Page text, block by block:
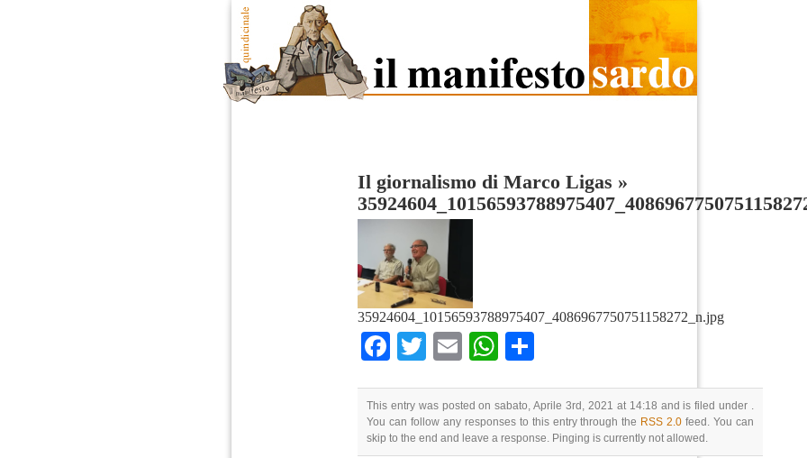
Il giornalismo di Marco Ligas »
35924604_10156593788975407_4086967750751158272_n.jpg
Facebook
TwitterEmailWhatsApp
This entry was posted on sabato, Aprile 3rd, 2021 at 14:18 and is filed under .
You can follow any responses to this entry through the RSS 2.0 feed. You can
skip to the end and leave a response. Pinging is currently not allowed.